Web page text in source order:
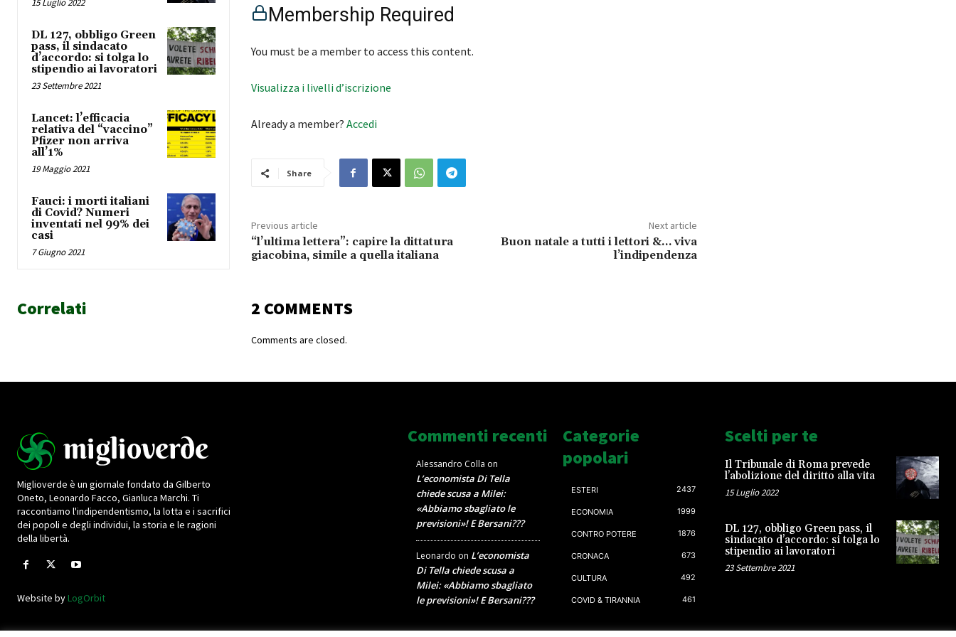
15 Luglio 2022
DL 127, obbligo Green
pass, il sindacato
d’accordo: si tolga lo
stipendio ai lavoratori
23 Settembre 2021
Lancet: l’efficacia
relativa del “vaccino”
Pfizer non arriva
all’1%
19 Maggio 2021
Fauci: i morti italiani
di Covid? Numeri
inventati nel 99% dei
casi
7 Giugno 2021
Membership Required
You must be a member to access this content.
Visualizza i livelli d’iscrizione
Already a member? Accedi
Share
Previous article
“l’ultima lettera”: capire la dittatura
giacobina, simile a quella italiana
Next article
Buon natale a tutti i lettori &… viva
l’indipendenza
Correlati 2 COMMENTS
Comments are closed.
Miglioverde è un giornale fondato da Gilberto
Oneto, Leonardo Facco, Gianluca Marchi. Ti
raccontiamo l'indipendentismo, la lotta e i sacrifici
dei popoli e degli individui, la storia e le ragioni
della libertà.
Website byLogOrbit
Commenti recenti
Alessandro Colla on
L’economista Di Tella
chiede scusa a Milei:
«Abbiamo sbagliato le
previsioni»! E Bersani???
Leonardo on L’economista
Di Tella chiede scusa a
Milei: «Abbiamo sbagliato
le previsioni»! E Bersani???
Categorie
popolari
ESTERI 2437
ECONOMIA 1999
CONTRO POTERE 1876
CRONACA 673
CULTURA 492
COVID & TIRANNIA 461
Scelti per te
Il Tribunale di Roma prevede
l’abolizione del diritto alla vita
15 Luglio 2022
DL 127, obbligo Green pass, il
sindacato d’accordo: si tolga lo
stipendio ai lavoratori
23 Settembre 2021